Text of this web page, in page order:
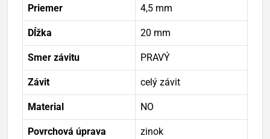
Priemer 4,5 mm
Dĺžka 20 mm
Smer závitu PRAVÝ
Závit celý závit
Material NO
Povrchová úprava zinok